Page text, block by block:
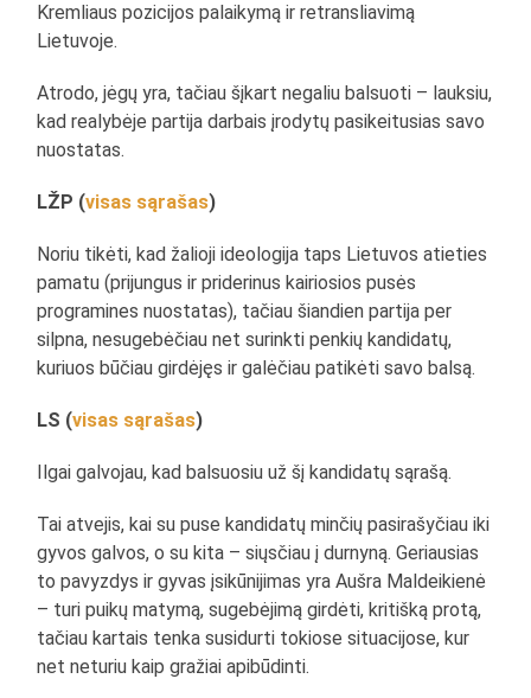
Kremliaus pozicijos palaikymą ir retransliavimą
Lietuvoje.
Atrodo, jėgų yra, tačiau šįkart negaliu balsuoti – lauksiu,
kad realybėje partija darbais įrodytų pasikeitusias savo
nuostatas.
LŽP (visas sąrašas)
Noriu tikėti, kad žalioji ideologija taps Lietuvos atieties
pamatu (prijungus ir priderinus kairiosios pusės
programines nuostatas), tačiau šiandien partija per
silpna, nesugebėčiau net surinkti penkių kandidatų,
kuriuos būčiau girdėjęs ir galėčiau patikėti savo balsą.
LS (visas sąrašas)
Ilgai galvojau, kad balsuosiu už šį kandidatų sąrašą.
Tai atvejis, kai su puse kandidatų minčių pasirašyčiau iki
gyvos galvos, o su kita – siųsčiau į durnyną. Geriausias
to pavyzdys ir gyvas įsikūnijimas yra Aušra Maldeikienė
– turi puikų matymą, sugebėjimą girdėti, kritišką protą,
tačiau kartais tenka susidurti tokiose situacijose, kur
net neturiu kaip gražiai apibūdinti.